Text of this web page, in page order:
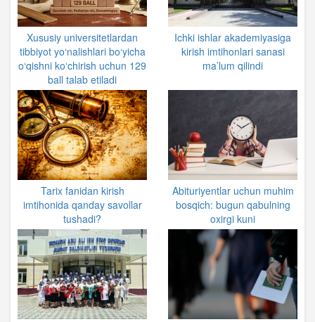
Xususiy universitetlardan
tibbiyot yo‘nalishlari bo‘yicha
o‘qishni ko‘chirish uchun 129
ball talab etiladi
Ichki ishlar akademiyasiga
kirish imtihonlari sanasi
ma’lum qilindi
Tarix fanidan kirish
imtihonida qanday savollar
tushadi?
Abituriyentlar uchun muhim
bosqich: bugun qabulning
oxirgi kuni